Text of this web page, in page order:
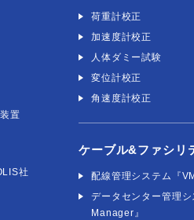
置
社
荷重計校正
加速度計校正
人体ダミー試験
変位計校正
角速度計校正
ケーブル&ファシリ
配線管理システム『
データセンター管理
Manager』